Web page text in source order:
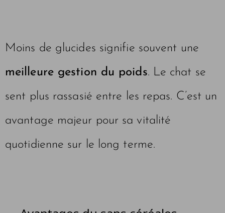
Moins de glucides signifie souvent une
meilleure gestion du poids. Le chat se
sent plus rassasié entre les repas. C’est un
avantage majeur pour sa vitalité
quotidienne sur le long terme.